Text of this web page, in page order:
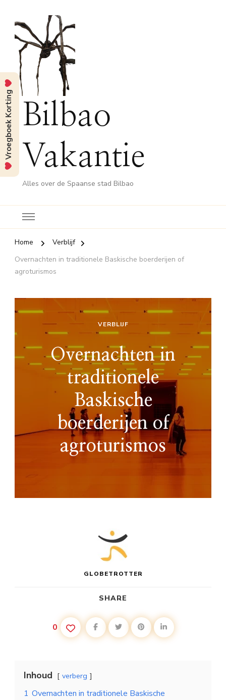
Bilbao
Vakantie
Alles over de Spaanse stad Bilbao
Home
Verblijf
Overnachten in traditionele Baskische boerderijen of
agroturismos
VERBLIJF
Overnachten in
traditionele
Baskische
boerderijen of
agroturismos
GLOBETROTTER
SHARE
0
Inhoud verberg
1 Overnachten in traditionele Baskische
Vroegboek Korting